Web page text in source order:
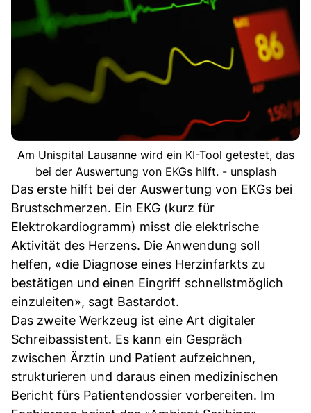
Am Unispital Lausanne wird ein KI-Tool getestet, das
bei der Auswertung von EKGs hilft. - unsplash
Das erste hilft bei der Auswertung von EKGs bei
Brustschmerzen. Ein EKG (kurz für
Elektrokardiogramm) misst die elektrische
Aktivität des Herzens. Die Anwendung soll
helfen, «die Diagnose eines Herzinfarkts zu
bestätigen und einen Eingriff schnellstmöglich
einzuleiten», sagt Bastardot.
Das zweite Werkzeug ist eine Art digitaler
Schreibassistent. Es kann ein Gespräch
zwischen Ärztin und Patient aufzeichnen,
strukturieren und daraus einen medizinischen
Bericht fürs Patientendossier vorbereiten. Im